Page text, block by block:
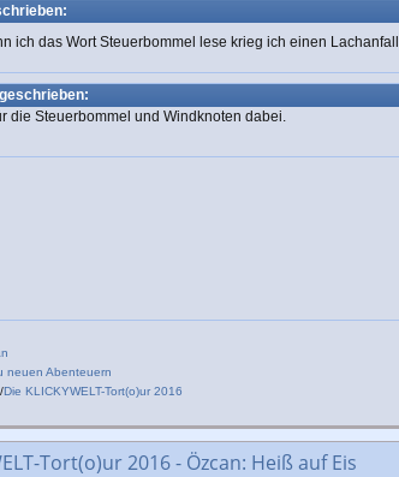
ich das Wort Steuerbommel lese krieg ich einen Lachanfall.
die Steuerbommel und Windknoten dabei.
neuen Abenteuern
/Die KLICKYWELT-Tort(o)ur 2016
Tort(o)ur 2016 - Özcan: Heiß auf Eis